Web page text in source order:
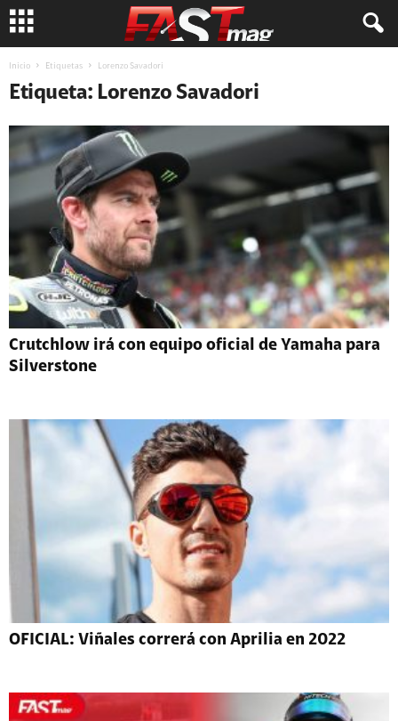
Inicio Etiquetas Lorenzo Savadori
Etiqueta: Lorenzo Savadori
Crutchlow irá con equipo oficial de Yamaha para
Silverstone
OFICIAL: Viñales correrá con Aprilia en 2022